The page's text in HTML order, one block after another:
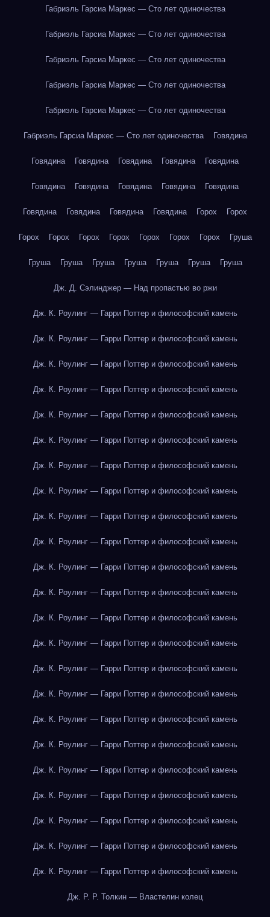
Габриэль Гарсиа Маркес — Сто лет одиночества
Габриэль Гарсиа Маркес — Сто лет одиночества
Габриэль Гарсиа Маркес — Сто лет одиночества
Габриэль Гарсиа Маркес — Сто лет одиночества
Габриэль Гарсиа Маркес — Сто лет одиночества
Габриэль Гарсиа Маркес — Сто лет одиночества Говядина
Говядина Говядина Говядина Говядина Говядина
Говядина Говядина Говядина Говядина Говядина
Говядина Говядина Говядина Говядина Горох Горох
Горох Горох Горох Горох Горох Горох Горох Груша
Груша Груша Груша Груша Груша Груша Груша
Дж. Д. Сэлинджер — Над пропастью во ржи
Дж. К. Роулинг — Гарри Поттер и философский камень
Дж. К. Роулинг — Гарри Поттер и философский камень
Дж. К. Роулинг — Гарри Поттер и философский камень
Дж. К. Роулинг — Гарри Поттер и философский камень
Дж. К. Роулинг — Гарри Поттер и философский камень
Дж. К. Роулинг — Гарри Поттер и философский камень
Дж. К. Роулинг — Гарри Поттер и философский камень
Дж. К. Роулинг — Гарри Поттер и философский камень
Дж. К. Роулинг — Гарри Поттер и философский камень
Дж. К. Роулинг — Гарри Поттер и философский камень
Дж. К. Роулинг — Гарри Поттер и философский камень
Дж. К. Роулинг — Гарри Поттер и философский камень
Дж. К. Роулинг — Гарри Поттер и философский камень
Дж. К. Роулинг — Гарри Поттер и философский камень
Дж. К. Роулинг — Гарри Поттер и философский камень
Дж. К. Роулинг — Гарри Поттер и философский камень
Дж. К. Роулинг — Гарри Поттер и философский камень
Дж. К. Роулинг — Гарри Поттер и философский камень
Дж. К. Роулинг — Гарри Поттер и философский камень
Дж. К. Роулинг — Гарри Поттер и философский камень
Дж. К. Роулинг — Гарри Поттер и философский камень
Дж. К. Роулинг — Гарри Поттер и философский камень
Дж. К. Роулинг — Гарри Поттер и философский камень
Дж. Р. Р. Толкин — Властелин колец